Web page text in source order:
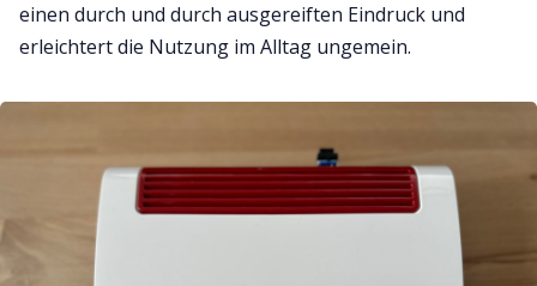
einen durch und durch ausgereiften Eindruck und
erleichtert die Nutzung im Alltag ungemein.